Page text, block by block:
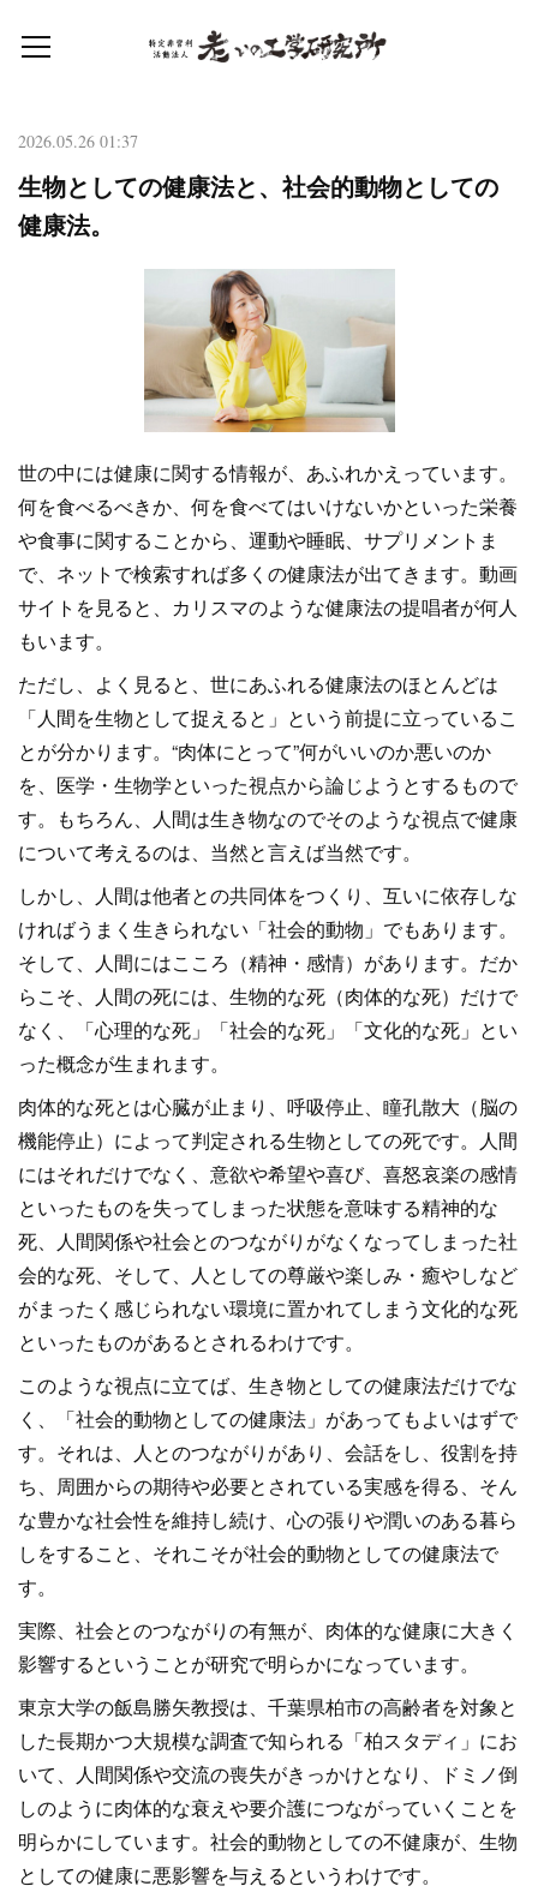
2026.05.26 01:37
生物としての健康法と、社会的動物としての
健康法。
世の中には健康に関する情報が、あふれかえっています。
何を食べるべきか、何を食べてはいけないかといった栄養
や食事に関することから、運動や睡眠、サプリメントま
で、ネットで検索すれば多くの健康法が出てきます。動画
サイトを見ると、カリスマのような健康法の提唱者が何人
もいます。
ただし、よく見ると、世にあふれる健康法のほとんどは
「人間を生物として捉えると」という前提に立っているこ
とが分かります。“肉体にとって”何がいいのか悪いのか
を、医学・生物学といった視点から論じようとするもので
す。もちろん、人間は生き物なのでそのような視点で健康
について考えるのは、当然と言えば当然です。
しかし、人間は他者との共同体をつくり、互いに依存しな
ければうまく生きられない「社会的動物」でもあります。
そして、人間にはこころ（精神・感情）があります。だか
らこそ、人間の死には、生物的な死（肉体的な死）だけで
なく、「心理的な死」「社会的な死」「文化的な死」とい
った概念が生まれます。
肉体的な死とは心臓が止まり、呼吸停止、瞳孔散大（脳の
機能停止）によって判定される生物としての死です。人間
にはそれだけでなく、意欲や希望や喜び、喜怒哀楽の感情
といったものを失ってしまった状態を意味する精神的な
死、人間関係や社会とのつながりがなくなってしまった社
会的な死、そして、人としての尊厳や楽しみ・癒やしなど
がまったく感じられない環境に置かれてしまう文化的な死
といったものがあるとされるわけです。
このような視点に立てば、生き物としての健康法だけでな
く、「社会的動物としての健康法」があってもよいはずで
す。それは、人とのつながりがあり、会話をし、役割を持
ち、周囲からの期待や必要とされている実感を得る、そん
な豊かな社会性を維持し続け、心の張りや潤いのある暮ら
しをすること、それこそが社会的動物としての健康法で
す。
実際、社会とのつながりの有無が、肉体的な健康に大きく
影響するということが研究で明らかになっています。
東京大学の飯島勝矢教授は、千葉県柏市の高齢者を対象と
した長期かつ大規模な調査で知られる「柏スタディ」にお
いて、人間関係や交流の喪失がきっかけとなり、ドミノ倒
しのように肉体的な衰えや要介護につながっていくことを
明らかにしています。社会的動物としての不健康が、生物
としての健康に悪影響を与えるというわけです。